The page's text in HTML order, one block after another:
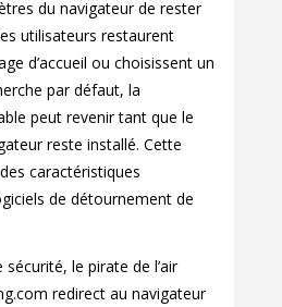
du navigateur de rester
utilisateurs restaurent
d’accueil ou choisissent un
par défaut, la
peut revenir tant que le
reste installé. Cette
caractéristiques
de détournement de
le pirate de l’air
redirect au navigateur